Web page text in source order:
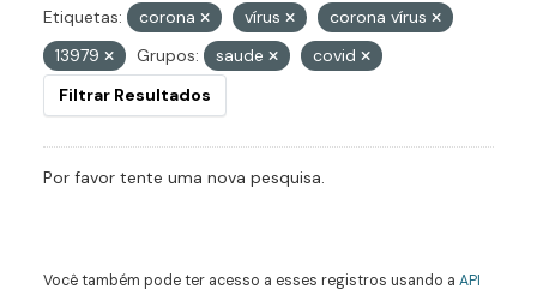
Etiquetas: corona vírus
corona vírus
13979
Grupos: saude
covid
Filtrar Resultados
Por favor tente uma nova pesquisa.
Você também pode ter acesso a esses registros usando a API